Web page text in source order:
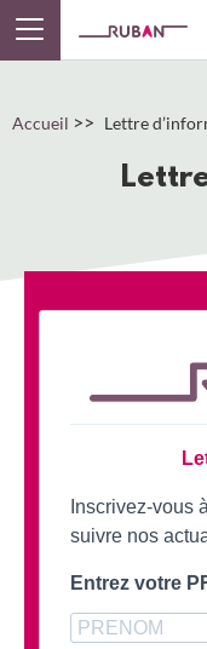
Accueil >> Lettre
Inscrivez-vous
suivre nos
Entrez votre